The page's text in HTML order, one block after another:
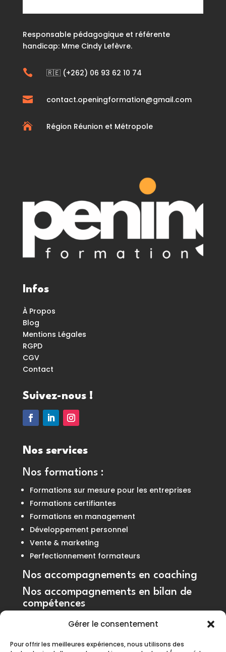
Gérer le consentement
Pour offrir les meilleures expériences, nous utilisons des
Responsable pédagogique et référente
handicap: Mme Cindy Lefèvre.
 🇷🇪 (+262) 06 93 62 10 74
 contact.openingformation@gmail.com
 Région Réunion et Métropole
Infos
À Propos
Blog
Mentions Légales
RGPD
CGV
Contact
Suivez-nous !
Nos services
Nos formations:
Formations sur mesure pour les entreprises
Formations certifiantes
Formations en management
Développement personnel
Vente & marketing
Perfectionnement formateurs
Nos accompagnements en coaching
Nos accompagnements en bilan de
compétences